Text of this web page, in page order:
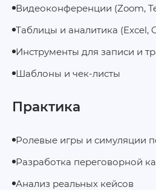
Видеоконференции (Zoom,
Таблицы и аналитика (Excel,
Инструменты для записи и
Шаблоны и чек-листы
Практика
Ролевые игры и симуляции
Разработка переговорной
Анализ реальных кейсов